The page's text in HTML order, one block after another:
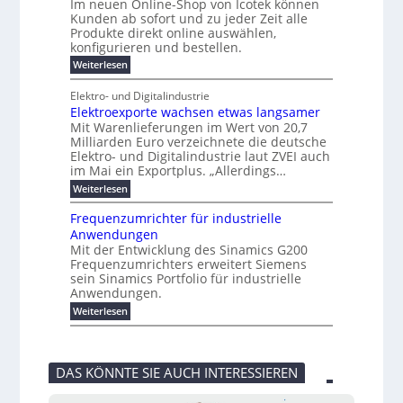
t
i
e
a
t
P
l
u
F
e
s
t
l
m
a
n
g
m
e
n
t
e
n
H
a
l
b
a
h
r
2
0
2
6
W
a
g
o
-
C
E
c
k
e
r
ü
S
t
r
ö
m
e
b
i
s
5
A
i
n
e
t
f
ü
h
r
e
n
d
e
s
i
n
u
s
t
r
i
e
l
l
e
t
h
e
Im neuen Online-Shop von Icotek können
Kunden ab sofort und zu jeder Zeit alle
Produkte direkt online auswählen,
konfigurieren und bestellen.
Weiterlesen:
N
e
u
e
r
O
n
l
i
n
e
-
S
h
o
p
v
o
n
I
c
e
k
Elektro- und Digitalindustrie
Elektroexporte wachsen etwas langsamer
Mit Warenlieferungen im Wert von 20,7
Milliarden Euro verzeichnete die deutsche
Elektro- und Digitalindustrie laut ZVEI auch
im Mai ein Exportplus. „Allerdings…
Weiterlesen:
E
e
k
t
r
o
e
x
p
o
e
w
Frequenzumrichter für industrielle
Anwendungen
Mit der Entwicklung des Sinamics G200
Frequenzumrichters erweitert Siemens
sein Sinamics Portfolio für industrielle
Anwendungen.
Weiterlesen:
F
q
u
e
DAS KÖNNTE SIE AUCH INTERESSIEREN